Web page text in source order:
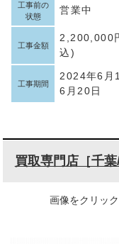
工事前の
状態
営業中
工事金額
2,200,000
込)
工事期間
2024年6月
6月20日
買取専門店［千
画像をクリッ